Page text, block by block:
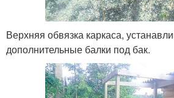
Верхняя обвязка каркаса,
дополнительные балки под бак.